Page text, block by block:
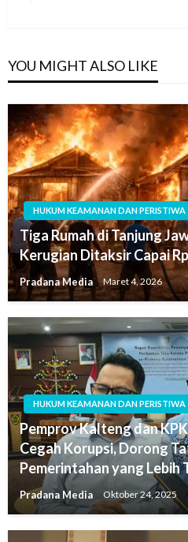
YOU MIGHT ALSO LIKE
HUKUM KEAMANAN DAN PERISTIWA
Tiga Rumah di Tanjung
Kerugian Ditaksir Capai
Pradana Media Maret 4, 2026
HUKUM KEAMANAN DAN PERISTIWA
Pemprov Kalteng dan
Cegah Korupsi, Dorong
Pemerintahan yang Lebih
Pradana Media Oktober 24, 2025